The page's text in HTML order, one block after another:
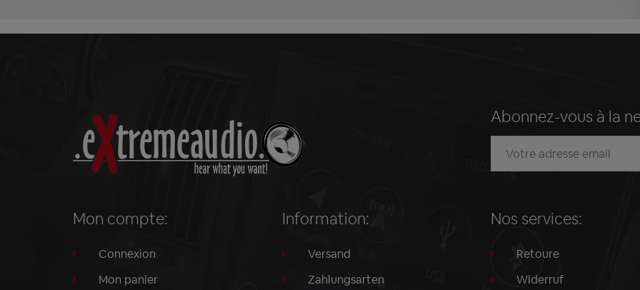
Abonnez-vous à la
Mon compte:
Connexion
Mon panier
Information:
Versand
Zahlungsarten
Nos services:
Retoure
Widerruf